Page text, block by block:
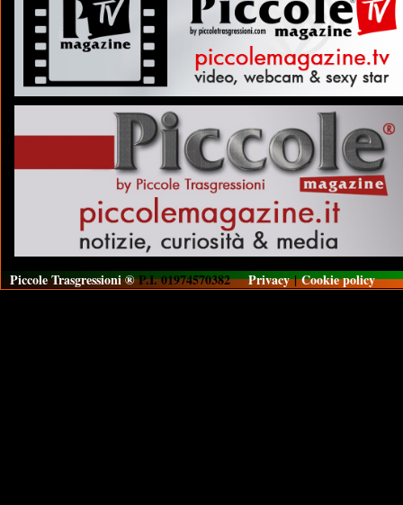
Piccole Trasgressioni ®P.I. 01974570382Privacy|Cookie policy